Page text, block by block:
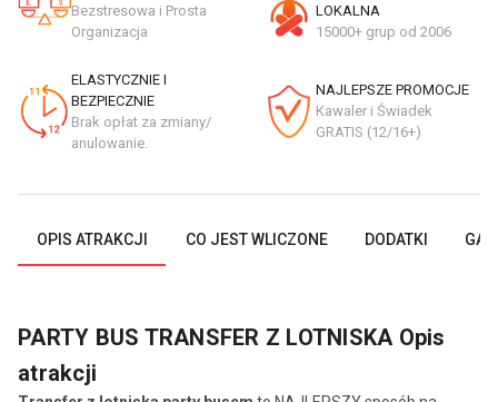
Bezstresowa i Prosta
Organizacja
LOKALNA
15000+ grup od 2006
ELASTYCZNIE I
BEZPIECZNIE
Brak opłat za zmiany/
anulowanie.
NAJLEPSZE PROMOCJE
Kawaler i Świadek
GRATIS (12/16+)
OPIS ATRAKCJI CO JEST WLICZONE DODATKI
PARTY BUS TRANSFER Z LOTNISKA Opis
atrakcji